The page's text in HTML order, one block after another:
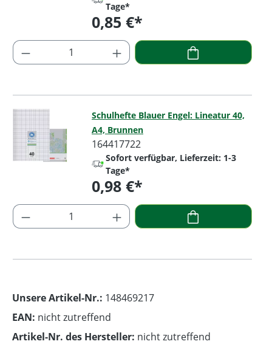
Tage*
Regulärer Preis:
0,85 €*
Produkt Anzahl: Gib den gewünschten
Schulhefte Blauer Engel: Lineatur 40,
A4, Brunnen
164417722
Sofort verfügbar, Lieferzeit: 1-3
Tage*
Regulärer Preis:
0,98 €*
Produkt Anzahl: Gib den gewünschten
Unsere Artikel-Nr.: 148469217
EAN: nicht zutreffend
Artikel-Nr. des Hersteller: nicht zutreffend